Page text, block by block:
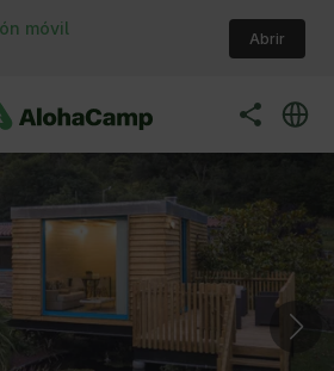
móvil
Abrir